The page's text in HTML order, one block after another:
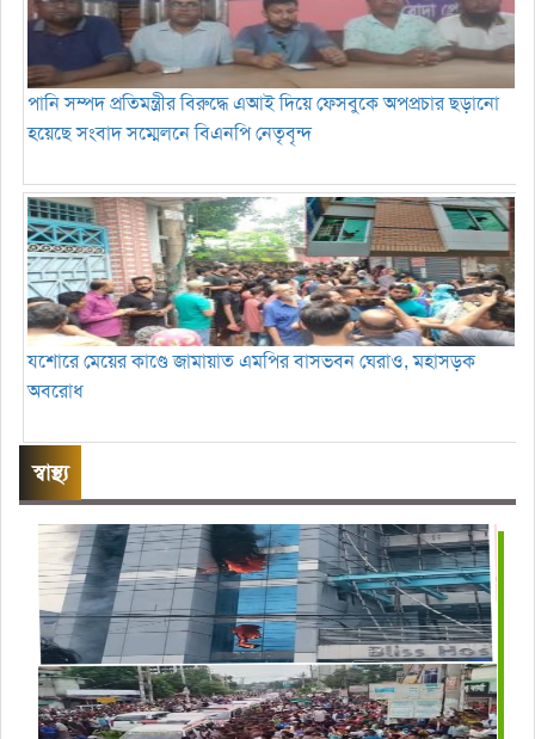
পানি সম্পদ প্রতিমন্ত্রীর বিরুদ্ধে এআই দিয়ে ফেসবুকে অপপ্রচার ছড়ানো
হয়েছে সংবাদ সম্মেলনে বিএনপি নেতৃবৃন্দ
যশোরে মেয়ের কাণ্ডে জামায়াত এমপির বাসভবন ঘেরাও, মহাসড়ক
অবরোধ
স্বাস্থ্য